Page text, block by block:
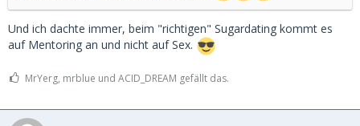
Und ich dachte immer, beim "richtigen" Sugardating kommt es
auf Mentoring an und nicht auf Sex.
MrYerg, mrblue und ACID_DREAM gefällt das.